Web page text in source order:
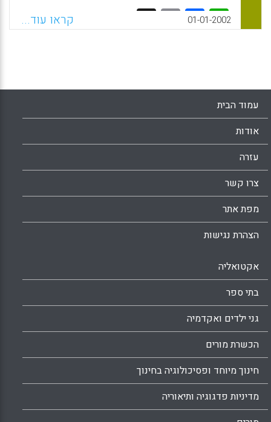
WhatsApp
Facebook
Email 01-01-2002 קראו עוד...
עמוד הבית
אודות
עזרה
צרו קשר
מפת אתר
הצהרת נגישות
אקטואליה
בתי ספר
גני ילדים ואקדמיה
הכשרת מורים
חינוך מיוחד ופסיכולוגיה בחינוך
מדיניות פדגוגיה ותיאוריה